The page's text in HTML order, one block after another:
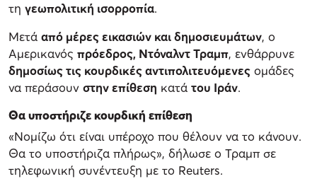
τη γεωπολιτική ισορροπία.
Μετά από μέρες εικασιών και δημοσιευμάτων, ο
Αμερικανός πρόεδρος, Ντόναλντ Τραμπ, ενθάρρυνε
δημοσίως τις κουρδικές αντιπολιτευόμενες ομάδες
να περάσουν στην επίθεση κατά του Ιράν.
Θα υποστήριζε κουρδική επίθεση
«Νομίζω ότι είναι υπέροχο που θέλουν να το κάνουν.
Θα το υποστήριζα πλήρως», δήλωσε ο Τραμπ σε
τηλεφωνική συνέντευξη με το Reuters.